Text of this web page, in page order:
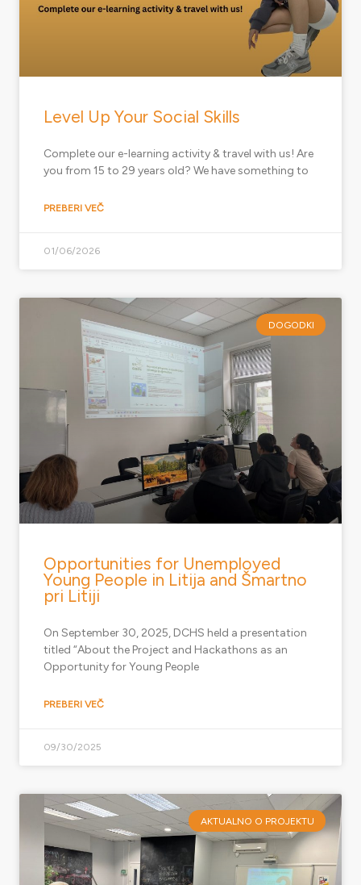
Level Up Your Social Skills
Complete our e-learning activity & travel with us! Are
you from 15 to 29 years old? We have something to
PREBERI VEČ
01/06/2026
DOGODKI
Opportunities for Unemployed
Young People in Litija and Šmartno
pri Litiji
On September 30, 2025, DCHS held a presentation
titled “About the Project and Hackathons as an
Opportunity for Young People
PREBERI VEČ
09/30/2025
AKTUALNO O PROJEKTU